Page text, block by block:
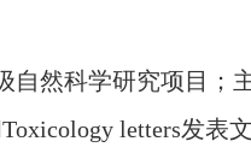
然科学研究项目；
letters发表文